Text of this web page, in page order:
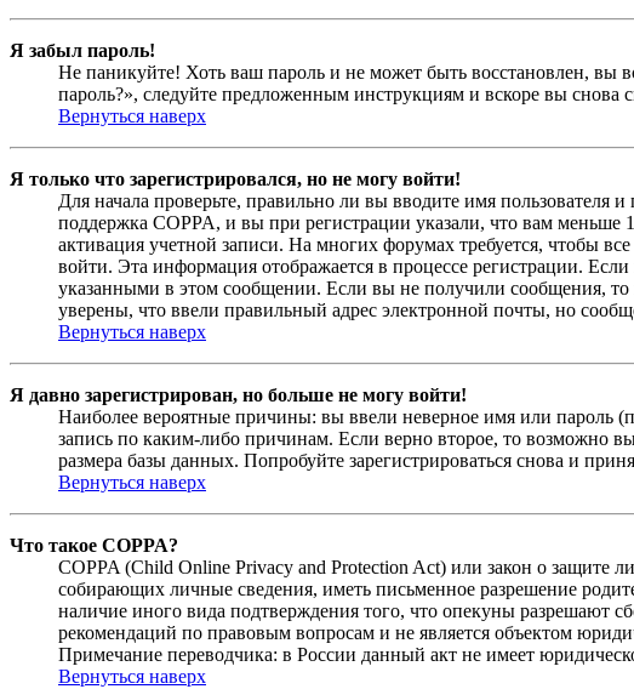
Я забыл пароль!
Не паникуйте! Хоть ваш пароль и не может быть восстановлен, вы
пароль?», следуйте предложенным инструкциям и вскоре вы снова
Вернуться наверх
Я только что зарегистрировался, но не могу войти!
Для начала проверьте, правильно ли вы вводите имя
поддержка COPPA, и вы при регистрации указали, что вам меньше
активация учетной записи. На многих форумах требуется, чтобы
войти. Эта информация отображается в процессе регистрации.
указанными в этом сообщении. Если вы не получили сообщения,
уверены, что ввели правильный адрес электронной почты, но
Вернуться наверх
Я давно зарегистрирован, но больше не могу войти!
Наиболее вероятные причины: вы ввели неверное имя или пароль
запись по каким-либо причинам. Если верно второе, то возможно
размера базы данных. Попробуйте зарегистрироваться снова и
Вернуться наверх
Что такое COPPA?
COPPA (Child Online Privacy and Protection Act) или закон о защите
собирающих личные сведения, иметь письменное разрешение
наличие иного вида подтверждения того, что опекуны разрешают
рекомендаций по правовым вопросам и не является объектом
Примечание переводчика: в России данный акт не имеет
Вернуться наверх